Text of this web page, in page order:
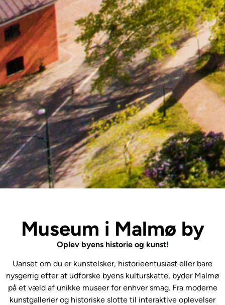
Museum i Malmø by
Oplev byens historie og kunst!
Uanset om du er kunstelsker, historieentusiast eller bare
nysgerrig efter at udforske byens kulturskatte, byder Malmø
på et væld af unikke museer for enhver smag. Fra moderne
kunstgallerier og historiske slotte til interaktive oplevelser